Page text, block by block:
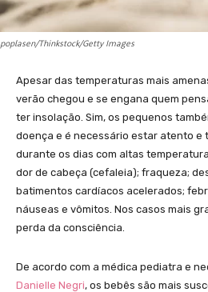
poplasen/Thinkstock/Getty Images
Apesar das temperaturas mais
verão chegou e se engana quem
ter insolação. Sim, os pequenos
doença e é necessário estar atento e
durante os dias com altas
dor de cabeça (cefaleia); fraqueza;
batimentos cardíacos acelerados;
náuseas e vômitos. Nos casos mais
perda da consciência.
De acordo com a médica pediatra e
Danielle Negri, os bebês são mais